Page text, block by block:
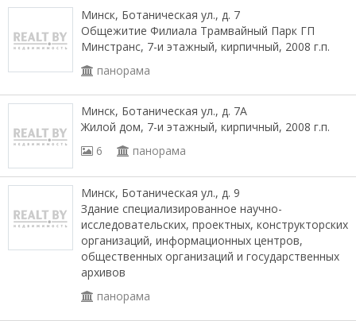
Минск, Ботаническая ул., д. 7
Общежитие Филиала Трамвайный Парк ГП
Минстранс, 7-и этажный, кирпичный, 2008 г.п.
панорама
Минск, Ботаническая ул., д. 7А
Жилой дом, 7-и этажный, кирпичный, 2008 г.п.
6
панорама
Минск, Ботаническая ул., д. 9
Здание специализированное научно-
исследовательских, проектных, конструкторских
организаций, информационных центров,
общественных организаций и государственных
архивов
панорама